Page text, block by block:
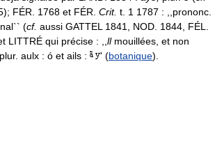
FÉR. 1768 et FÉR. Crit. t. 1 1787 : ,,prononc.
(cf. aussi GATTEL 1841, NOD. 1844, FÉL.
LITTRÉ qui précise : ,,llmouillées, et non
aulx : ó et ails : ' (botanique).